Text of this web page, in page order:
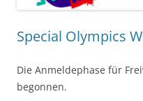
Special Olympics
Die Anmeldephase für
begonnen.